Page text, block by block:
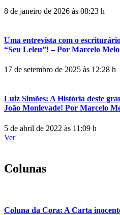
8 de janeiro de 2026 às 08:23 h
Uma entrevista com o
“Seu Leleu”! – Por Marcelo
17 de setembro de 2025 às 12:28 h
Luiz Simões: A História deste
João Monlevade! Por Marcelo
5 de abril de 2022 às 11:09 h
Ver
Colunas
Coluna da Cora: A Carta